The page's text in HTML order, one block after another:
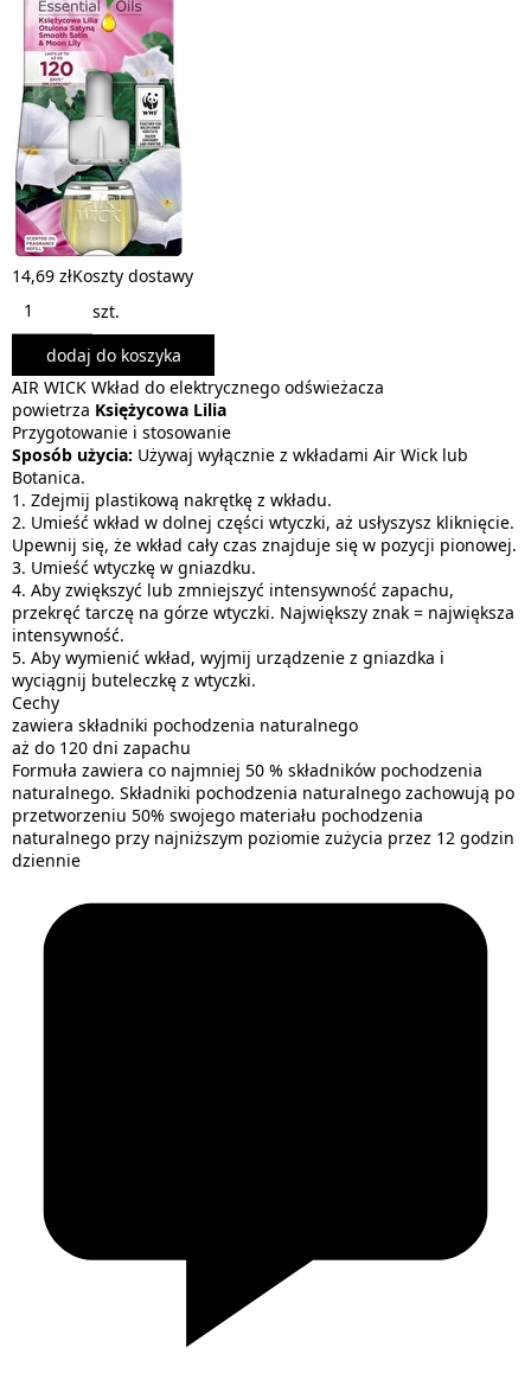
14,69 złKoszty dostawy
szt.
dodaj do koszyka
AIR WICK Wkład do elektrycznego odświeżacza
powietrza Księżycowa Lilia
Przygotowanie i stosowanie
Sposób użycia: Używaj wyłącznie z wkładami Air Wick lub
Botanica.
1. Zdejmij plastikową nakrętkę z wkładu.
2. Umieść wkład w dolnej części wtyczki, aż usłyszysz kliknięcie.
Upewnij się, że wkład cały czas znajduje się w pozycji pionowej.
3. Umieść wtyczkę w gniazdku.
4. Aby zwiększyć lub zmniejszyć intensywność zapachu,
przekręć tarczę na górze wtyczki. Największy znak = największa
intensywność.
5. Aby wymienić wkład, wyjmij urządzenie z gniazdka i
wyciągnij buteleczkę z wtyczki.
Cechy
zawiera składniki pochodzenia naturalnego
aż do 120 dni zapachu
Formuła zawiera co najmniej 50 % składników pochodzenia
naturalnego. Składniki pochodzenia naturalnego zachowują po
przetworzeniu 50% swojego materiału pochodzenia
naturalnego przy najniższym poziomie zużycia przez 12 godzin
dziennie